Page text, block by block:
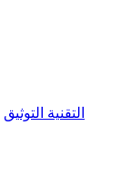
التقنية التوثيق